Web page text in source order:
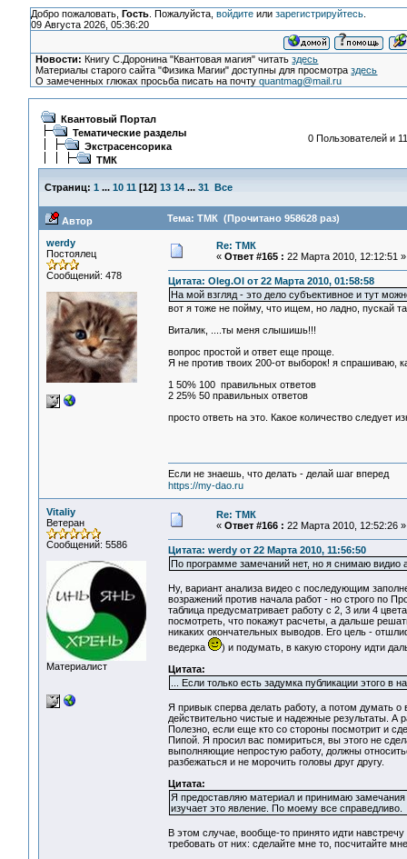
Добро пожаловать, Гость. Пожалуйста, войдитеили зарегистрируйтесь.
09 Августа 2026, 05:36:20
Новости: Книгу С.Доронина "Квантовая магия" читатьздесь
Материалы старого сайта "Физика Магии" доступны для просмотраздесь
О замеченных глюках просьба писать на почтуquantmag@mail.ru
Квантовый Портал
Тематические разделы
Экстрасенсорика
ТМК
0 Пользователей и
Страниц: 1 ... 10 11 [12] 13 14 ... 31 Все
Автор Тема: ТМК (Прочитано 958628 раз)
werdy
Постоялец
Сообщений: 478
Re: ТМК
« Ответ #165 : 22 Марта 2010, 12:12:51 »
Цитата: Oleg.Ol от 22 Марта 2010, 01:58:58
На мой взгляд - это дело субъективное и тут
вот я тоже не пойму, что ищем, но ладно, пускай
Виталик, ....ты меня слышишь!!!
вопрос простой и ответ еще проще.
Я не против твоих 200-от выборок! я спрашиваю,
1 50% 100 правильных ответов
2 25% 50 правильных ответов
просто ответь на это. Какое количество следует
Если не знаешь, что делать - делай шаг вперед
https://my-dao.ru
Vitaliy
Ветеран
Сообщений: 5586
Материалист
Re: ТМК
« Ответ #166 : 22 Марта 2010, 12:52:26 »
Цитата: werdy от 22 Марта 2010, 11:56:50
По программе замечаний нет, но я снимаю видио
Ну, вариант анализа видео с последующим
возражений против начала работ - но строго по
таблица предусматривает работу с 2, 3 или 4
посмотреть, что покажут расчеты, а дальше
никаких окончательных выводов. Его цель -
ведерка
) и подумать, в какую сторону идти
Цитата:
... Если только есть задумка публикации этого в
Я привык сперва делать работу, а потом думать
действительно чистые и надежные результаты. А
Полезно, если еще кто со стороны посмотрит и
Пипой. Я просил вас помириться, вы этого не
выполняющие непростую работу, должны
разбежаться и не морочить головы друг другу.
Цитата:
Я предоставляю материал и принимаю замечания
изучает это явление. По моему все справедливо.
В этом случае, вообще-то принято идти
требовать от них: сделайте мне то, посчитайте